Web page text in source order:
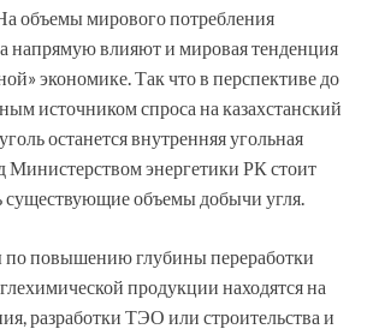
объемы мирового потребления
напрямую влияют и мировая тенденция
экономике. Так что в перспективе до
источником спроса на казахстанский
останется внутренняя угольная
Министерством энергетики РК стоит
существующие объемы добычи угля.
по повышению глубины переработки
продукции находятся на
разработки ТЭО или строительства и